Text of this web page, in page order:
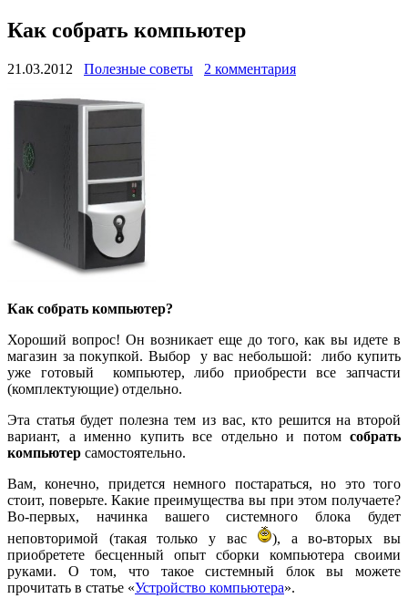
Как собрать компьютер
21.03.2012 Полезные советы 2 комментария
Как собрать компьютер?
Хороший вопрос! Он возникает еще до того, как вы идете в
магазин за покупкой. Выбор у вас небольшой: либо купить
уже готовый компьютер, либо приобрести все запчасти
(комплектующие) отдельно.
Эта статья будет полезна тем из вас, кто решится на второй
вариант, а именно купить все отдельно и потом собрать
компьютер самостоятельно.
Вам, конечно, придется немного постараться, но это того
стоит, поверьте. Какие преимущества вы при этом получаете?
Во-первых, начинка вашего системного блока будет
неповторимой (такая только у вас
), а во-вторых вы
приобретете бесценный опыт сборки компьютера своими
руками. О том, что такое системный блок вы можете
прочитать в статье «Устройство компьютера».